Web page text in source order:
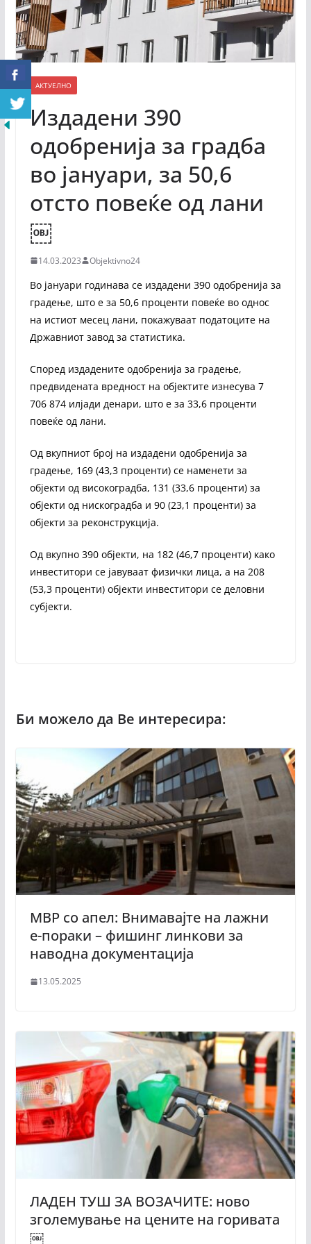
АКТУЕЛНО
Издадени 390
одобренија за градба
во јануари, за 50,6
отсто повеќе од лани
￼
14.03.2023 Objektivno24
Во јануари годинава се издадени 390 одобренија за
градење, што е за 50,6 проценти повеќе во однос
на истиот месец лани, покажуваат податоците на
Државниот завод за статистика.
Според издадените одобренија за градење,
предвидената вредност на објектите изнесува 7
706 874 илјади денари, што е за 33,6 проценти
повеќе од лани.
Од вкупниот број на издадени одобренија за
градење, 169 (43,3 проценти) се наменети за
објекти од високоградба, 131 (33,6 проценти) за
објекти од нискоградба и 90 (23,1 проценти) за
објекти за реконструкција.
Од вкупно 390 објекти, на 182 (46,7 проценти) како
инвеститори се јавуваат физички лица, а на 208
(53,3 проценти) објекти инвеститори се деловни
субјекти.
МВР со апел: Внимавајте на лажни
е-пораки – фишинг линкови за
наводна документација
13.05.2025
ЛАДЕН ТУШ ЗА ВОЗАЧИТЕ: ново
зголемување на цените на горивата
￼